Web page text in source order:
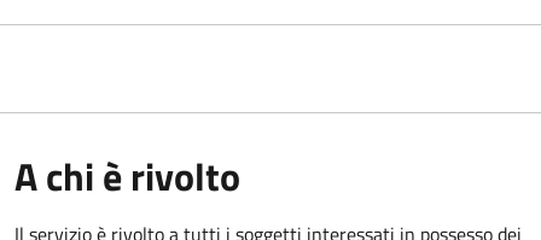
A chi è rivolto
Il servizio è rivolto a tutti i soggetti interessati in possesso dei